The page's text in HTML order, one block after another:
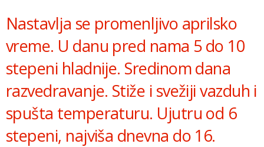
Nastavlja se promenljivo aprilsko
vreme. U danu pred nama 5 do 10
stepeni hladnije. Sredinom dana
razvedravanje. Stiže i svežiji vazduh i
spušta temperaturu. Ujutru od 6
stepeni, najviša dnevna do 16.